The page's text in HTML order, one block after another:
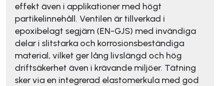
effekt även i applikationer med högt
partikelinnehåll. Ventilen är tillverkad i
epoxibelagt segjärn (EN-GJS) med invändiga
delar i slitstarka och korrosionsbeständiga
material, vilket ger lång livslängd och hög
driftsäkerhet även i krävande miljöer. Tätning
sker via en integrerad elastomerkula med god